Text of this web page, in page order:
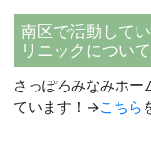
南区で活動して
リニックについて
さっぽろみなみホー
ています！→こちら